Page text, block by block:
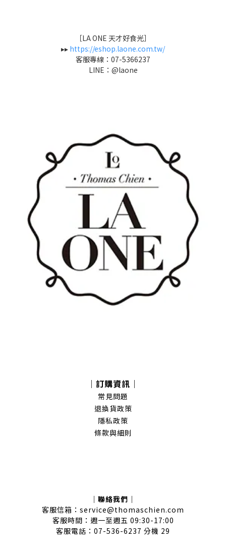
［LA ONE 天才好食光］
▸▸ https://eshop.laone.com.tw/
客服專線：07-5366237
LINE：@laone
｜訂購資訊｜
常見問題
退換貨政策
隱私政策
條款與細則
｜聯絡我們｜
客服信箱：service@thomaschien.com
客服時間：週一至週五 09:30-17:00
客服電話：07-536-6237 分機 29